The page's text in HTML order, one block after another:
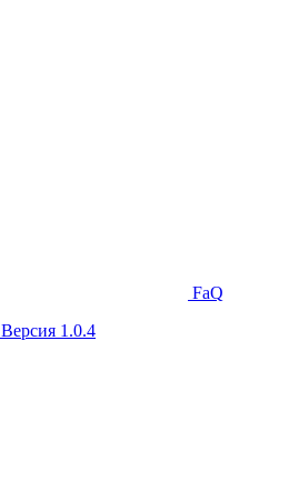
FaQ
Версия 1.0.4